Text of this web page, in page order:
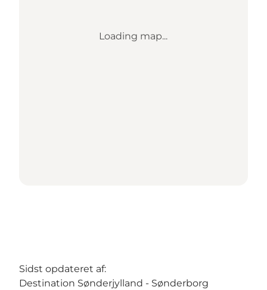
Loading map...
Sidst opdateret af:
Destination Sønderjylland - Sønderborg